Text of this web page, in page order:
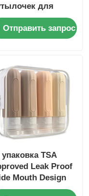
для
TSA,
Отправить запрос
упаковка TSA
Leak Proof
Mouth Design